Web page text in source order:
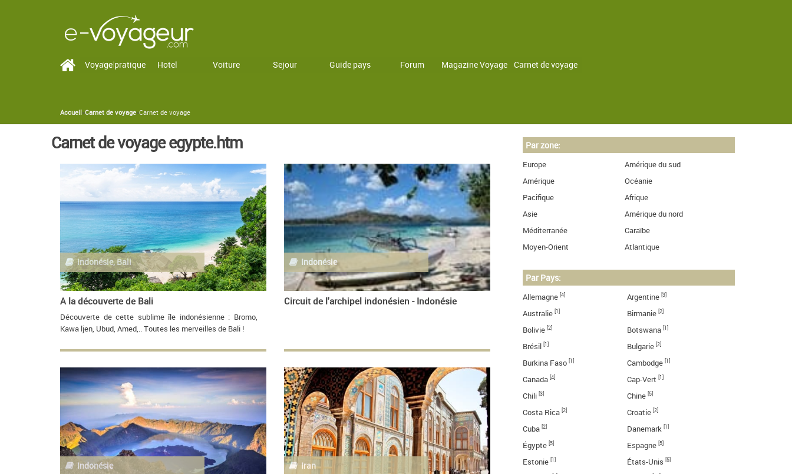
Vol Hotel Voiture Sejour Guide pays Forum Magazine Voyage Carnet de voyage
Voyage pratique
You are here
Accueil»Carnet de voyage»Carnet de voyage
Carnet de voyage egypte.htm
Indonésie, Bali
A la découverte de Bali
Découverte de cette sublime île indonésienne : Bromo,
Kawa ljen, Ubud, Amed,.. Toutes les merveilles de Bali !
Indonésie
Circuit de l'archipel indonésien - Indonésie
Indonésie Iran
Par zone:
Europe
Amérique du sud
Amérique
Océanie
Pacifique
Afrique
Asie
Amérique du nord
Méditerranée
Caraïbe
Moyen-Orient
Atlantique
Par Pays:
Allemagne [4] Argentine [3]
Australie [1] Birmanie [2]
Bolivie [2] Botswana [1]
Brésil [1] Bulgarie [2]
Burkina Faso [1] Cambodge [1]
Canada [4] Cap-Vert [1]
Chili [3] Chine [5]
Costa Rica [2] Croatie [2]
Cuba [2] Danemark [1]
Égypte [5] Espagne [5]
Estonie [1] États-Unis [5]